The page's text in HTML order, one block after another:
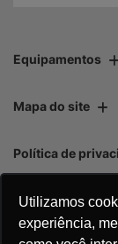
Utilizamos
experiência,
Equipamentos
Mapa do site
Política de